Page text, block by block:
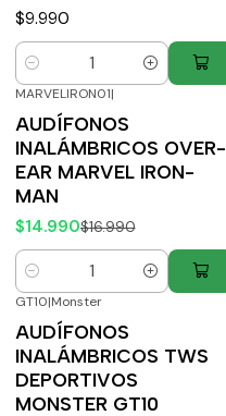
$9.990
Cantidad
MARVELIRON01|
AUDÍFONOS
INALÁMBRICOS OVER-
EAR MARVEL IRON-
MAN
$14.990$16.990
Cantidad
GT10|Monster
AUDÍFONOS
INALÁMBRICOS TWS
DEPORTIVOS
MONSTER GT10